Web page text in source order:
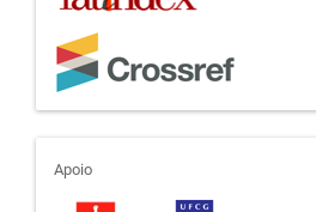
apoio
Apoio